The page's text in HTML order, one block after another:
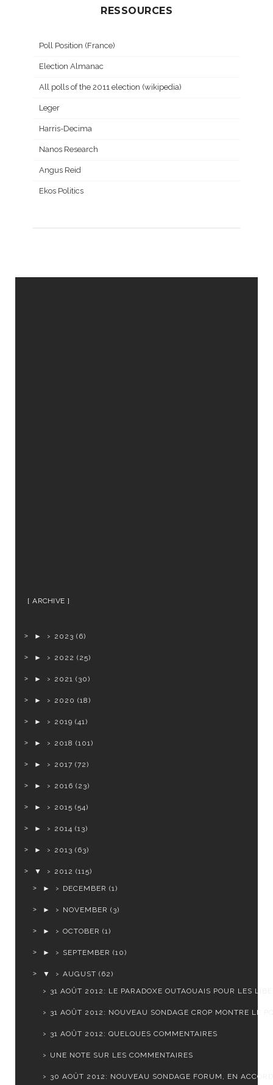
RESSOURCES
Poll Position (France)
Election Almanac
All polls of the 2011 election (wikipedia)
Leger
Harris-Decima
Nanos Research
Angus Reid
Ekos Politics
ARCHIVE
► 2023 (6)
► 2022 (25)
► 2021 (30)
► 2020 (18)
► 2019 (41)
► 2018 (101)
► 2017 (72)
► 2016 (23)
► 2015 (54)
► 2014 (13)
► 2013 (63)
▼ 2012 (115)
►
DECEMBER (1)
► NOVEMBER (3)
► OCTOBER (1)
► SEPTEMBER (10)
▼ AUGUST (62)
31 AOÛT 2012: LE PARADOXE OUTAOUAIS POUR LES
31 AOÛT 2012: NOUVEAU SONDAGE CROP MONTRE LE
31 AOÛT 2012: QUELQUES COMMENTAIRES
UNE NOTE SUR LES COMMENTAIRES
30 AOÛT 2012: NOUVEAU SONDAGE FORUM, EN ACCORD